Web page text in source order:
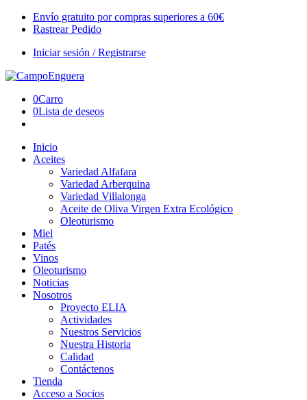
Envío gratuito por compras superiores a 60€
Rastrear Pedido
Iniciar sesión / Registrarse
0Carro
0Lista de deseos
Inicio
Aceites
Variedad Alfafara
Variedad Arberquina
Variedad Villalonga
Aceite de Oliva Virgen Extra Ecológico
Oleoturismo
Miel
Patés
Vinos
Oleoturismo
Noticias
Nosotros
Proyecto ELIA
Actividades
Nuestros Servicios
Nuestra Historia
Calidad
Contáctenos
Tienda
Acceso a Socios